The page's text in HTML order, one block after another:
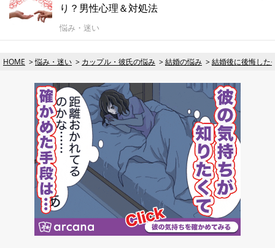
り？男性心理＆対処法
悩み・迷い
HOME 悩み・迷い カップル・彼氏の悩み 結婚の悩み 結婚後に後悔した